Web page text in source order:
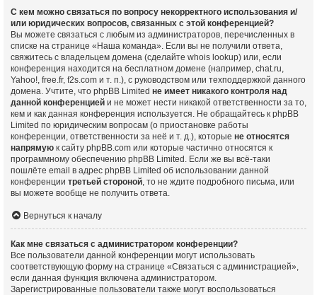
С кем можно связаться по вопросу некорректного использования и/
или юридических вопросов, связанных с этой конференцией?
Вы можете связаться с любым из администраторов, перечисленных в
списке на странице «Наша команда». Если вы не получили ответа,
свяжитесь с владельцем домена (сделайте whois lookup) или, если
конференция находится на бесплатном домене (например, chat.ru,
Yahoo!, free.fr, f2s.com и т. п.), с руководством или техподдержкой данного
домена. Учтите, что phpBB Limited не имеет никакого контроля над
данной конференцией и не может нести никакой ответственности за то,
кем и как данная конференция используется. Не обращайтесь к phpBB
Limited по юридическим вопросам (о приостановке работы
конференции, ответственности за неё и т. д.), которые не относятся
напрямую к сайту phpBB.com или которые частично относятся к
программному обеспечению phpBB Limited. Если же вы всё-таки
пошлёте email в адрес phpBB Limited об использовании данной
конференции третьей стороной, то не ждите подробного письма, или
вы можете вообще не получить ответа.
Вернуться к началу
Как мне связаться с администратором конференции?
Все пользователи данной конференции могут использовать
соответствующую форму на странице «Связаться с администрацией»,
если данная функция включена администратором.
Зарегистрированные пользователи также могут воспользоваться